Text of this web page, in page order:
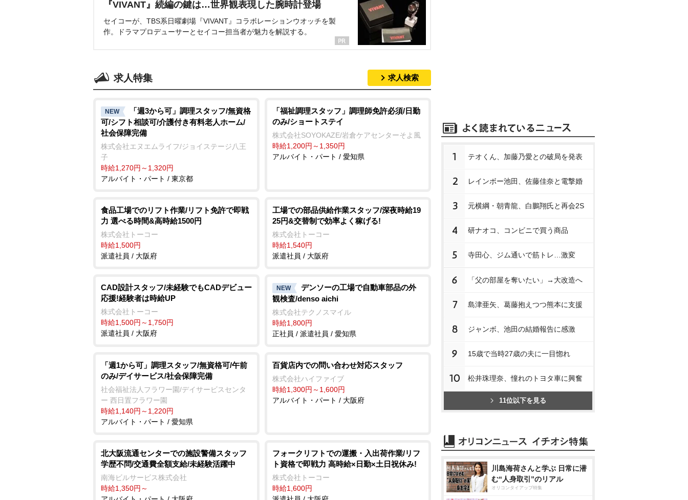
『VIVANT』続編の鍵は…世界観表現した腕時計登場
セイコーが、TBS系日曜劇場『VIVANT』コラボレーションウオッチを製
作。ドラマプロデューサーとセイコー担当者が魅力を解説する。
求人特集 求人検索
NEW
「週3から可」調理スタッフ/無資格
可/シフト相談可/介護付き有料老人ホーム/
社会保障完備
株式会社エヌエムライフ/ジョイステージ八王
子
時給1,270円～1,320円
アルバイト・パート / 東京都
「福祉調理スタッフ」調理師免許必須/日勤
のみ/ショートステイ
株式会社SOYOKAZE/岩倉ケアセンターそよ風
時給1,200円～1,350円
アルバイト・パート / 愛知県
食品工場でのリフト作業/リフト免許で即戦
力 選べる時間&高時給1500円
株式会社トーコー
時給1,500円
派遣社員 / 大阪府
工場での部品供給作業スタッフ/深夜時給19
25円&交替制で効率よく稼げる!
株式会社トーコー
時給1,540円
派遣社員 / 大阪府
CAD設計スタッフ/未経験でもCADデビュー
応援!経験者は時給UP
株式会社トーコー
時給1,500円～1,750円
派遣社員 / 大阪府
NEW
デンソーの工場で自動車部品の外
観検査/denso aichi
株式会社テクノスマイル
時給1,800円
正社員 / 派遣社員 / 愛知県
「週1から可」調理スタッフ/無資格可/午前
のみ/デイサービス/社会保障完備
社会福祉法人フラワー園/デイサービスセンタ
ー 西日置フラワー園
時給1,140円～1,220円
アルバイト・パート / 愛知県
百貨店内での問い合わせ対応スタッフ
株式会社ハイファイブ
時給1,300円～1,600円
アルバイト・パート / 大阪府
北大阪流通センターでの施設警備スタッフ
学歴不問/交通費全額支給/未経験活躍中
南海ビルサービス株式会社
時給1,350円～
フォークリフトでの運搬・入出荷作業/リフ
ト資格で即戦力 高時給×日勤×土日祝休み!
株式会社トーコー
時給1,600円
1 テオくん、加藤乃愛との破局を発表
2 レインボー池田、佐藤佳奈と電撃婚
3 元横綱・朝青龍、白鵬翔氏と再会2S
4 研ナオコ、コンビニで買う商品
5 寺田心、ジム通いで筋トレ…激変
6 「父の部屋を奪いたい」→大改造へ
7 島津亜矢、葛藤抱えつつ熊本に支援
8 ジャンボ、池田の結婚報告に感激
9 15歳で当時27歳の夫に一目惚れ
10 松井珠理奈、憧れのトヨタ車に興奮
11位以下を見る
川島海荷さんと学ぶ 日常に潜
む“人身取引”のリアル
オリコンタイアップ特集